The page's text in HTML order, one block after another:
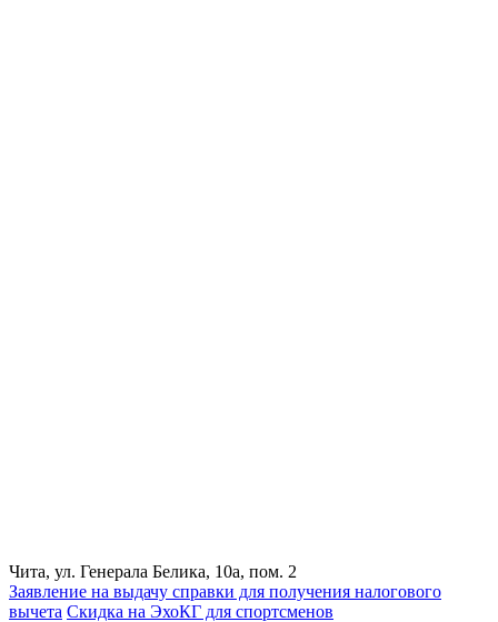
Чита, ул. Генерала Белика, 10а, пом. 2
Заявление на выдачу справки для получения налогового
вычета Cкидка на ЭхоКГ для спортсменов